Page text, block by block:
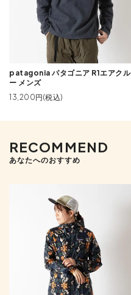
patagonia パタゴニア R1エアクル
ー メンズ
13,200円(税込)
RECOMMEND
あなたへのおすすめ